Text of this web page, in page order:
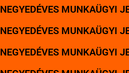
NEGYEDÉVES MUNKAÜGYI
NEGYEDÉVES MUNKAÜGYI
NEGYEDÉVES MUNKAÜGYI